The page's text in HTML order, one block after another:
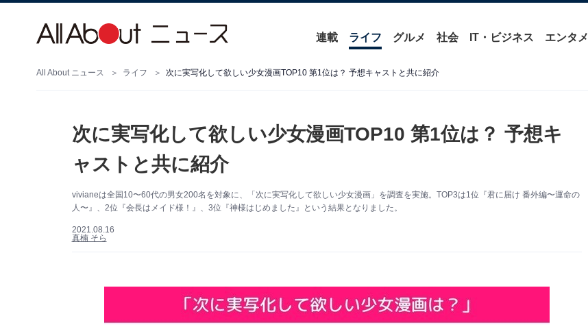
連載 ライフ グルメ 社会 IT・ビジネス エンタメ
All About ニュース ライフ 次に実写化して欲しい少女漫画TOP10 第1位は？ 予想キャストと共に紹介
次に実写化して欲しい少女漫画TOP10 第1位は？ 予想キ
ャストと共に紹介
vivianeは全国10〜60代の男女200名を対象に、「次に実写化して欲しい少女漫画」を調査を実施。TOP3は1位『君に届け 番外編〜運命の
人〜』、2位『会長はメイド様！』、3位『神様はじめました』という結果となりました。
2021.08.16
真楠 そら